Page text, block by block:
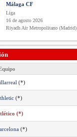
Málaga CF
Liga
16 de agosto 2026
Riyadh Air Metropolitano (Madrid)
(*)
(*)
(*)
(*)